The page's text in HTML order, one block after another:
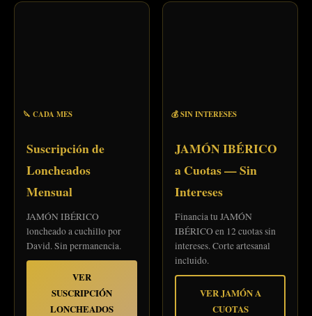
🔪 CADA MES
Suscripción de
Loncheados
Mensual
JAMÓN IBÉRICO
loncheado a cuchillo por
David. Sin permanencia.
VER
SUSCRIPCIÓN
LONCHEADOS
💰 SIN INTERESES
JAMÓN IBÉRICO
a Cuotas — Sin
Intereses
Financia tu JAMÓN
IBÉRICO en 12 cuotas sin
intereses. Corte artesanal
incluido.
VER JAMÓN A
CUOTAS